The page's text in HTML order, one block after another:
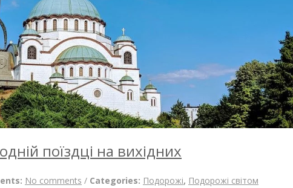
поїздці на вихідних
No comments / Categories: Подорожі, Подорожі світом